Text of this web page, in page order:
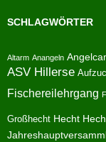
SCHLAGWÖRTER
Altarm Anangeln
ASV Hillerse
Fischereilehrgang
Großhecht Hecht